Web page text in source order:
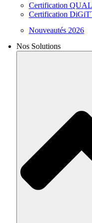
Certification
Certification
Nouveautés 2026
Nos Solutions